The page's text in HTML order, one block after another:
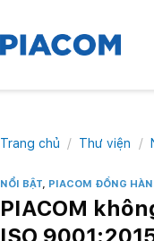
Trang chủ / Thư viện /
NỔI BẬT, PIACOM ĐỒNG
PIACOM
ISO